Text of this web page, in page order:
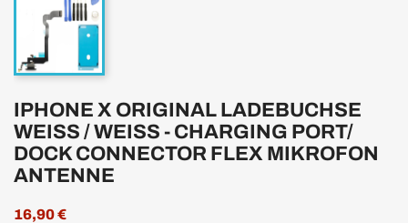
IPHONE X ORIGINAL LADEBUCHSE
WEISS / WEISS - CHARGING PORT/ D
OCK CONNECTOR FLEX MIKROFON A
NTENNE
16,90 €